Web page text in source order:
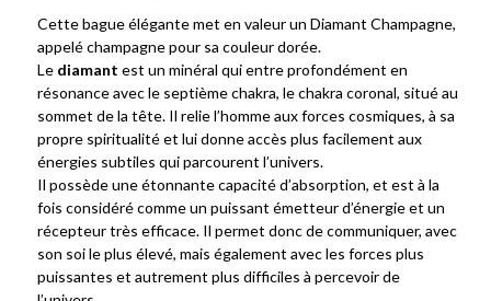
Cette bague élégante met en valeur un Diamant Champagne,
appelé champagne pour sa couleur dorée.
Le diamant est un minéral qui entre profondément en
résonance avec le septième chakra, le chakra coronal, situé au
sommet de la tête. Il relie l’homme aux forces cosmiques, à sa
propre spiritualité et lui donne accès plus facilement aux
énergies subtiles qui parcourent l’univers.
Il possède une étonnante capacité d’absorption, et est à la
fois considéré comme un puissant émetteur d’énergie et un
récepteur très efficace. Il permet donc de communiquer, avec
son soi le plus élevé, mais également avec les forces plus
puissantes et autrement plus difficiles à percevoir de